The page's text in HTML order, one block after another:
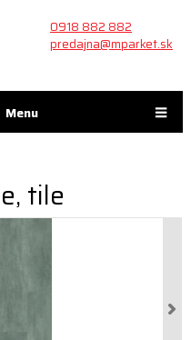
Menu
0918 882 882
predajna@mparket.sk
tile